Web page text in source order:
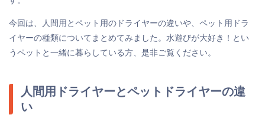
今回は、人間用とペット用のドライヤーの違いや、ペット用ドラ
イヤーの種類についてまとめてみました。水遊びが大好き！とい
うペットと一緒に暮らしている方、是非ご覧ください。
人間用ドライヤーとペットドライヤーの違
い